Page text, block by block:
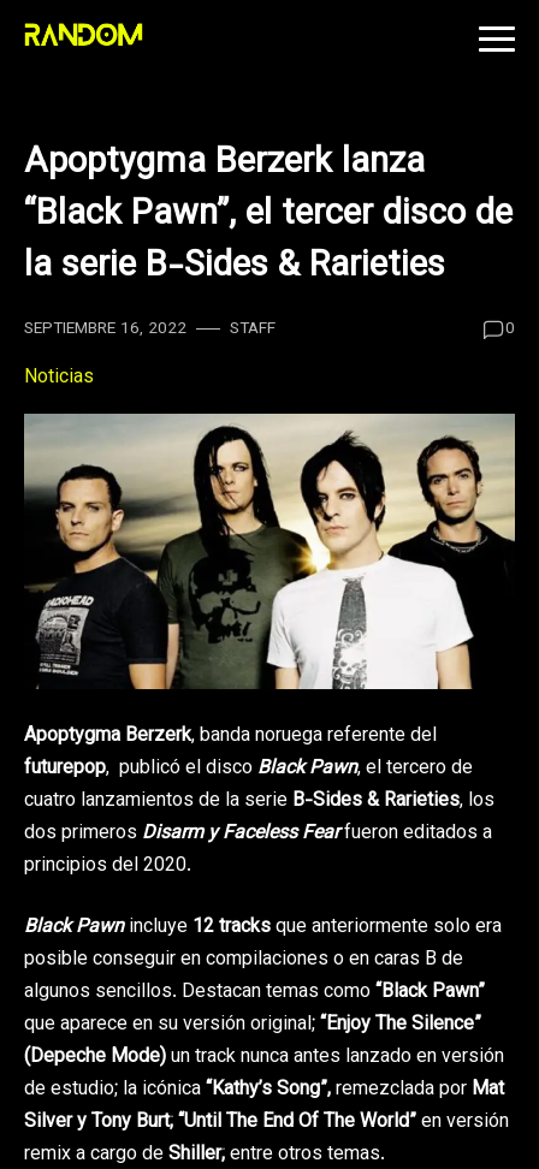
Skip
Apoptygma Berzerk lanza
“Black Pawn”, el tercer disco de
la serie B-Sides & Rarieties
SEPTIEMBRE 16, 2022 STAFF 0
Noticias
Apoptygma Berzerk, banda noruega referente del
futurepop, publicó el disco Black Pawn, el tercero de
cuatro lanzamientos de la serie B-Sides & Rarieties, los
dos primeros Disarm y Faceless Fearfueron editados a
principios del 2020.
Black Pawn incluye 12 tracksque anteriormente solo era
posible conseguir en compilaciones o en caras B de
algunos sencillos. Destacan temas como“Black Pawn”
que aparece en su versión original;“Enjoy The Silence”
(Depeche Mode)un track nunca antes lanzado en versión
de estudio; la icónica“Kathy’s Song”,remezclada por Mat
Silver y Tony Burt;“Until The End Of The World”en versión
remix a cargo deShiller;entre otros temas.